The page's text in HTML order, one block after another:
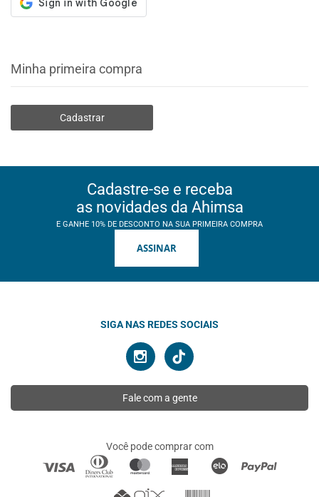
Minha primeira compra
Cadastrar
Cadastre-se e receba
as novidades da Ahimsa
E GANHE 10% DE DESCONTO NA SUA PRIMEIRA COMPRA
ASSINAR
SIGA NAS REDES SOCIAIS
Fale com a gente
Você pode comprar com